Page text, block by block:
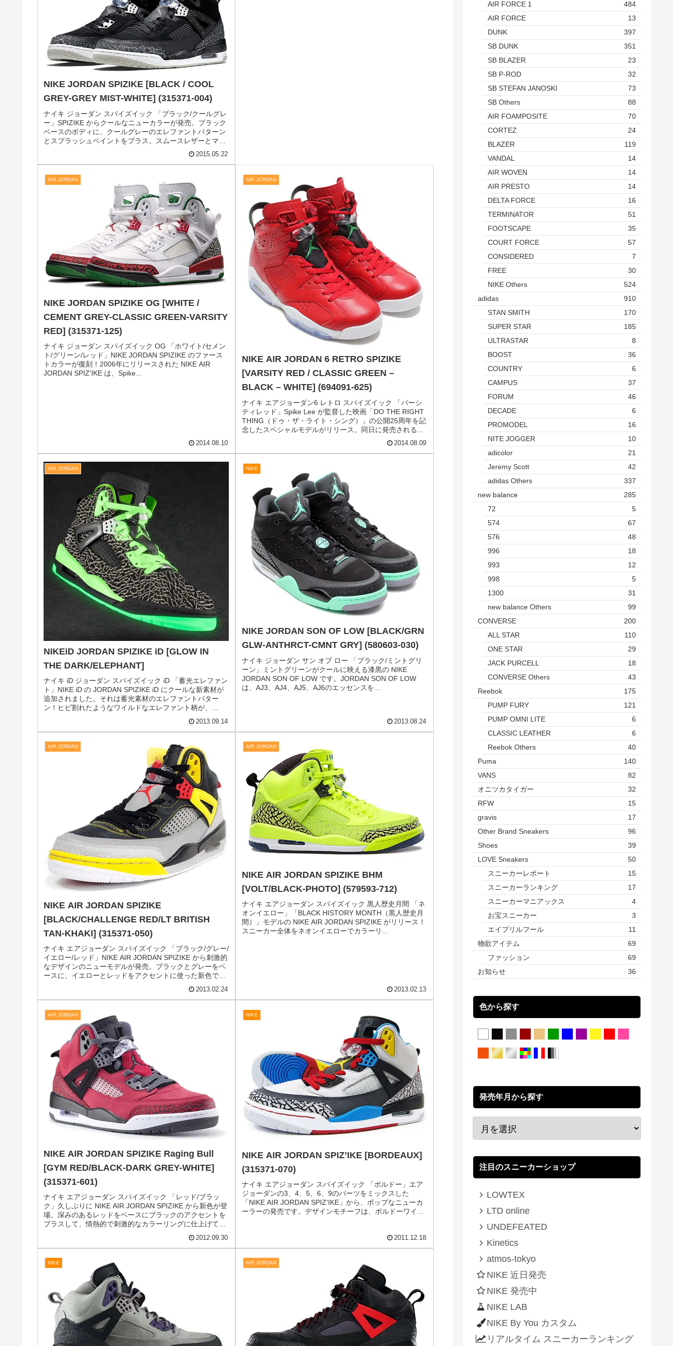
NIKEiD WHITE COLLECTION 2015
ナイキiD ホワイト コレクション 2015真っ白バリエーショ
ンアップ！NIKEiD が純白スニーカーを作れる WHITE
COLLECTION をスタート。オールホワイトのスニーカー
を約25種類もラインナップしました。「ジョーダン スパ
イ...
2015.07.18
AIR JORDAN
NIKE JORDAN SPIZIKE [BLACK / COOL
GREY-GREY MIST-WHITE] (315371-004)
ナイキ ジョーダン スパイズイック 「ブラック/クールグレ
ー」SPIZIKE からクールなニューカラーが発売。ブラック
ベースのボディに、クールグレーのエレファントパターン
とスプラッシュペイントをプラス。スムースレザーとマッ
2015.05.22
AIR JORDAN
NIKE JORDAN SPIZIKE OG [WHITE /
CEMENT GREY-CLASSIC GREEN-VARSITY
RED] (315371-125)
ナイキ ジョーダン スパイズイック OG 「ホワイト/セメン
ト/グリーン/レッド」NIKE JORDAN SPIZIKE のファース
トカラーが復刻！2006年にリリースされた NIKE AIR
JORDAN SPIZ'IKE は、Spike...
2014.08.10
NIKE AIR JORDAN 6 RETRO SPIZIKE
[VARSITY RED / CLASSIC GREEN –
BLACK – WHITE] (694091-625)
ナイキ エアジョーダン6 レトロ スパイズイック 「バーシ
ティレッド」Spike Lee が監督した映画「DO THE RIGHT
THING（ドゥ・ザ・ライト・シング）」の公開25周年を記
念したスペシャルモデルがリリース。同日に発売される...
2014.08.09
NIKEiD JORDAN SPIZIKE iD [GLOW IN
THE DARK/ELEPHANT]
ナイキ iD ジョーダン スパイズイック iD 「蓄光エレファン
ト」NIKE iD の JORDAN SPIZIKE iD にクールな新素材が
追加されました。それは蓄光素材のエレファントパター
ン！ヒビ割れたようなワイルドなエレファント柄が、...
NIKE JORDAN SON OF LOW [BLACK/GRN
GLW-ANTHRCT-CMNT GRY] (580603-030)
ナイキ ジョーダン サン オブ ロー 「ブラック/ミントグリ
ーン」ミントグリーンがクールに映える漆黒の NIKE
JORDAN SON OF LOW です。JORDAN SON OF LOW
は、AJ3、AJ4、AJ5、AJ6のエッセンスを...
NIKE AIR JORDAN SPIZIKE
[BLACK/CHALLENGE RED/LT BRITISH
TAN-KHAKI] (315371-050)
ナイキ エアジョーダン スパイズイック 「ブラック/グレー/
イエロー/レッド」NIKE AIR JORDAN SPIZIKE から刺激的
なデザインのニューモデルが発売。ブラックとグレーをベ
ースに、イエローとレッドをアクセントに使った新色で
2013.02.24
NIKE AIR JORDAN SPIZIKE BHM
[VOLT/BLACK-PHOTO] (579593-712)
ナイキ エアジョーダン スパイズイック 黒人歴史月間 「ネ
オンイエロー」「BLACK HISTORY MONTH（黒人歴史月
間）」モデルの NIKE AIR JORDAN SPIZIKE がリリース！
スニーカー全体をネオンイエローでカラーリ...
NIKE AIR JORDAN SPIZIKE Raging Bull
[GYM RED/BLACK-DARK GREY-WHITE]
(315371-601)
NIKE AIR JORDAN SPIZ’IKE [BORDEAUX]
ナイキ エアジョーダン スパイズイック 「ボルドー」エア
ジョーダンの3、4、5、6、9のパーツをミックスした
AIR FORCE 1
484
AIR FORCE
13
DUNK
397
SB DUNK
351
SB BLAZER
23
SB P-ROD
32
SB STEFAN JANOSKI
73
SB Others
88
AIR FOAMPOSITE
70
CORTEZ
24
BLAZER
119
VANDAL
14
AIR WOVEN
14
AIR PRESTO
14
DELTA FORCE
16
TERMINATOR
51
FOOTSCAPE
35
COURT FORCE
57
CONSIDERED
7
FREE
30
NIKE Others
524
adidas
910
STAN SMITH
170
SUPER STAR
185
ULTRASTAR
8
BOOST
36
COUNTRY
6
CAMPUS
37
FORUM
46
DECADE
6
PROMODEL
16
NITE JOGGER
10
adicolor
21
Jeremy Scott
42
adidas Others
337
new balance
285
72
5
574
67
576
48
996
18
993
12
998
5
1300
31
new balance Others
99
CONVERSE
200
ALL STAR
110
ONE STAR
29
JACK PURCELL
18
CONVERSE Others
43
Reebok
175
PUMP FURY
121
PUMP OMNI LITE
6
CLASSIC LEATHER
6
Reebok Others
40
Puma
140
VANS
82
オニツカタイガー
32
RFW
15
gravis
17
Other Brand Sneakers
96
Shoes
39
LOVE Sneakers
50
スニーカーレポート
15
スニーカーランキング
17
スニーカーマニアックス
4
お宝スニーカー
3
エイプリルフール
11
物欲アイテム
69
ファッション
69
お知らせ
36
色から探す
発売年月から探す
注目のスニーカーショップ
LOWTEX
LTD online
UNDEFEATED
Kinetics
atmos-tokyo
NIKE 近日発売
NIKE 発売中
NIKE LAB
NIKE By You カスタム
リアルタイム スニーカーランキング